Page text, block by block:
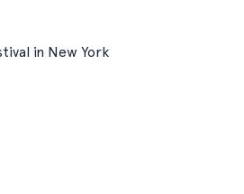
in New York